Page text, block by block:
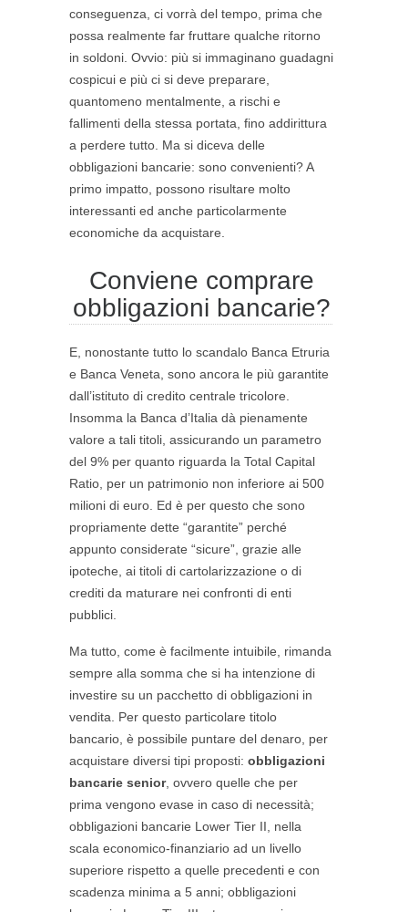
conseguenza, ci vorrà del tempo, prima che
possa realmente far fruttare qualche ritorno
in soldoni. Ovvio: più si immaginano guadagni
cospicui e più ci si deve preparare,
quantomeno mentalmente, a rischi e
fallimenti della stessa portata, fino addirittura
a perdere tutto. Ma si diceva delle
obbligazioni bancarie: sono convenienti? A
primo impatto, possono risultare molto
interessanti ed anche particolarmente
economiche da acquistare.
Conviene comprare
obbligazioni bancarie?
E, nonostante tutto lo scandalo Banca Etruria
e Banca Veneta, sono ancora le più garantite
dall’istituto di credito centrale tricolore.
Insomma la Banca d’Italia dà pienamente
valore a tali titoli, assicurando un parametro
del 9% per quanto riguarda la Total Capital
Ratio, per un patrimonio non inferiore ai 500
milioni di euro. Ed è per questo che sono
propriamente dette “garantite” perché
appunto considerate “sicure”, grazie alle
ipoteche, ai titoli di cartolarizzazione o di
crediti da maturare nei confronti di enti
pubblici.
Ma tutto, come è facilmente intuibile, rimanda
sempre alla somma che si ha intenzione di
investire su un pacchetto di obbligazioni in
vendita. Per questo particolare titolo
bancario, è possibile puntare del denaro, per
acquistare diversi tipi proposti: obbligazioni
bancarie senior, ovvero quelle che per
prima vengono evase in caso di necessità;
obbligazioni bancarie Lower Tier II, nella
scala economico-finanziario ad un livello
superiore rispetto a quelle precedenti e con
scadenza minima a 5 anni; obbligazioni